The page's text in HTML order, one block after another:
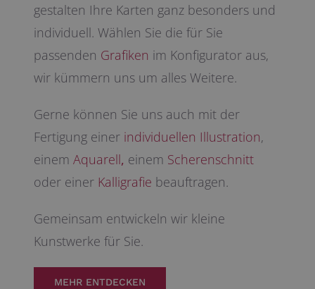
gestalten Ihre Karten ganz besonders und
individuell. Wählen Sie die für Sie
passenden Grafiken im Konfigurator aus,
wir kümmern uns um alles Weitere.
Gerne können Sie uns auch mit der
Fertigung einer individuellen Illustration,
einemAquarell, einem Scherenschnitt
oder einer Kalligrafie beauftragen.
Gemeinsam entwickeln wir kleine
Kunstwerke für Sie.
MEHR ENTDECKEN